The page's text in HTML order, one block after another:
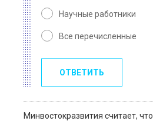
Научные работники
Все перечисленные
ОТВЕТИТЬ
Минвостокразвития считает, что